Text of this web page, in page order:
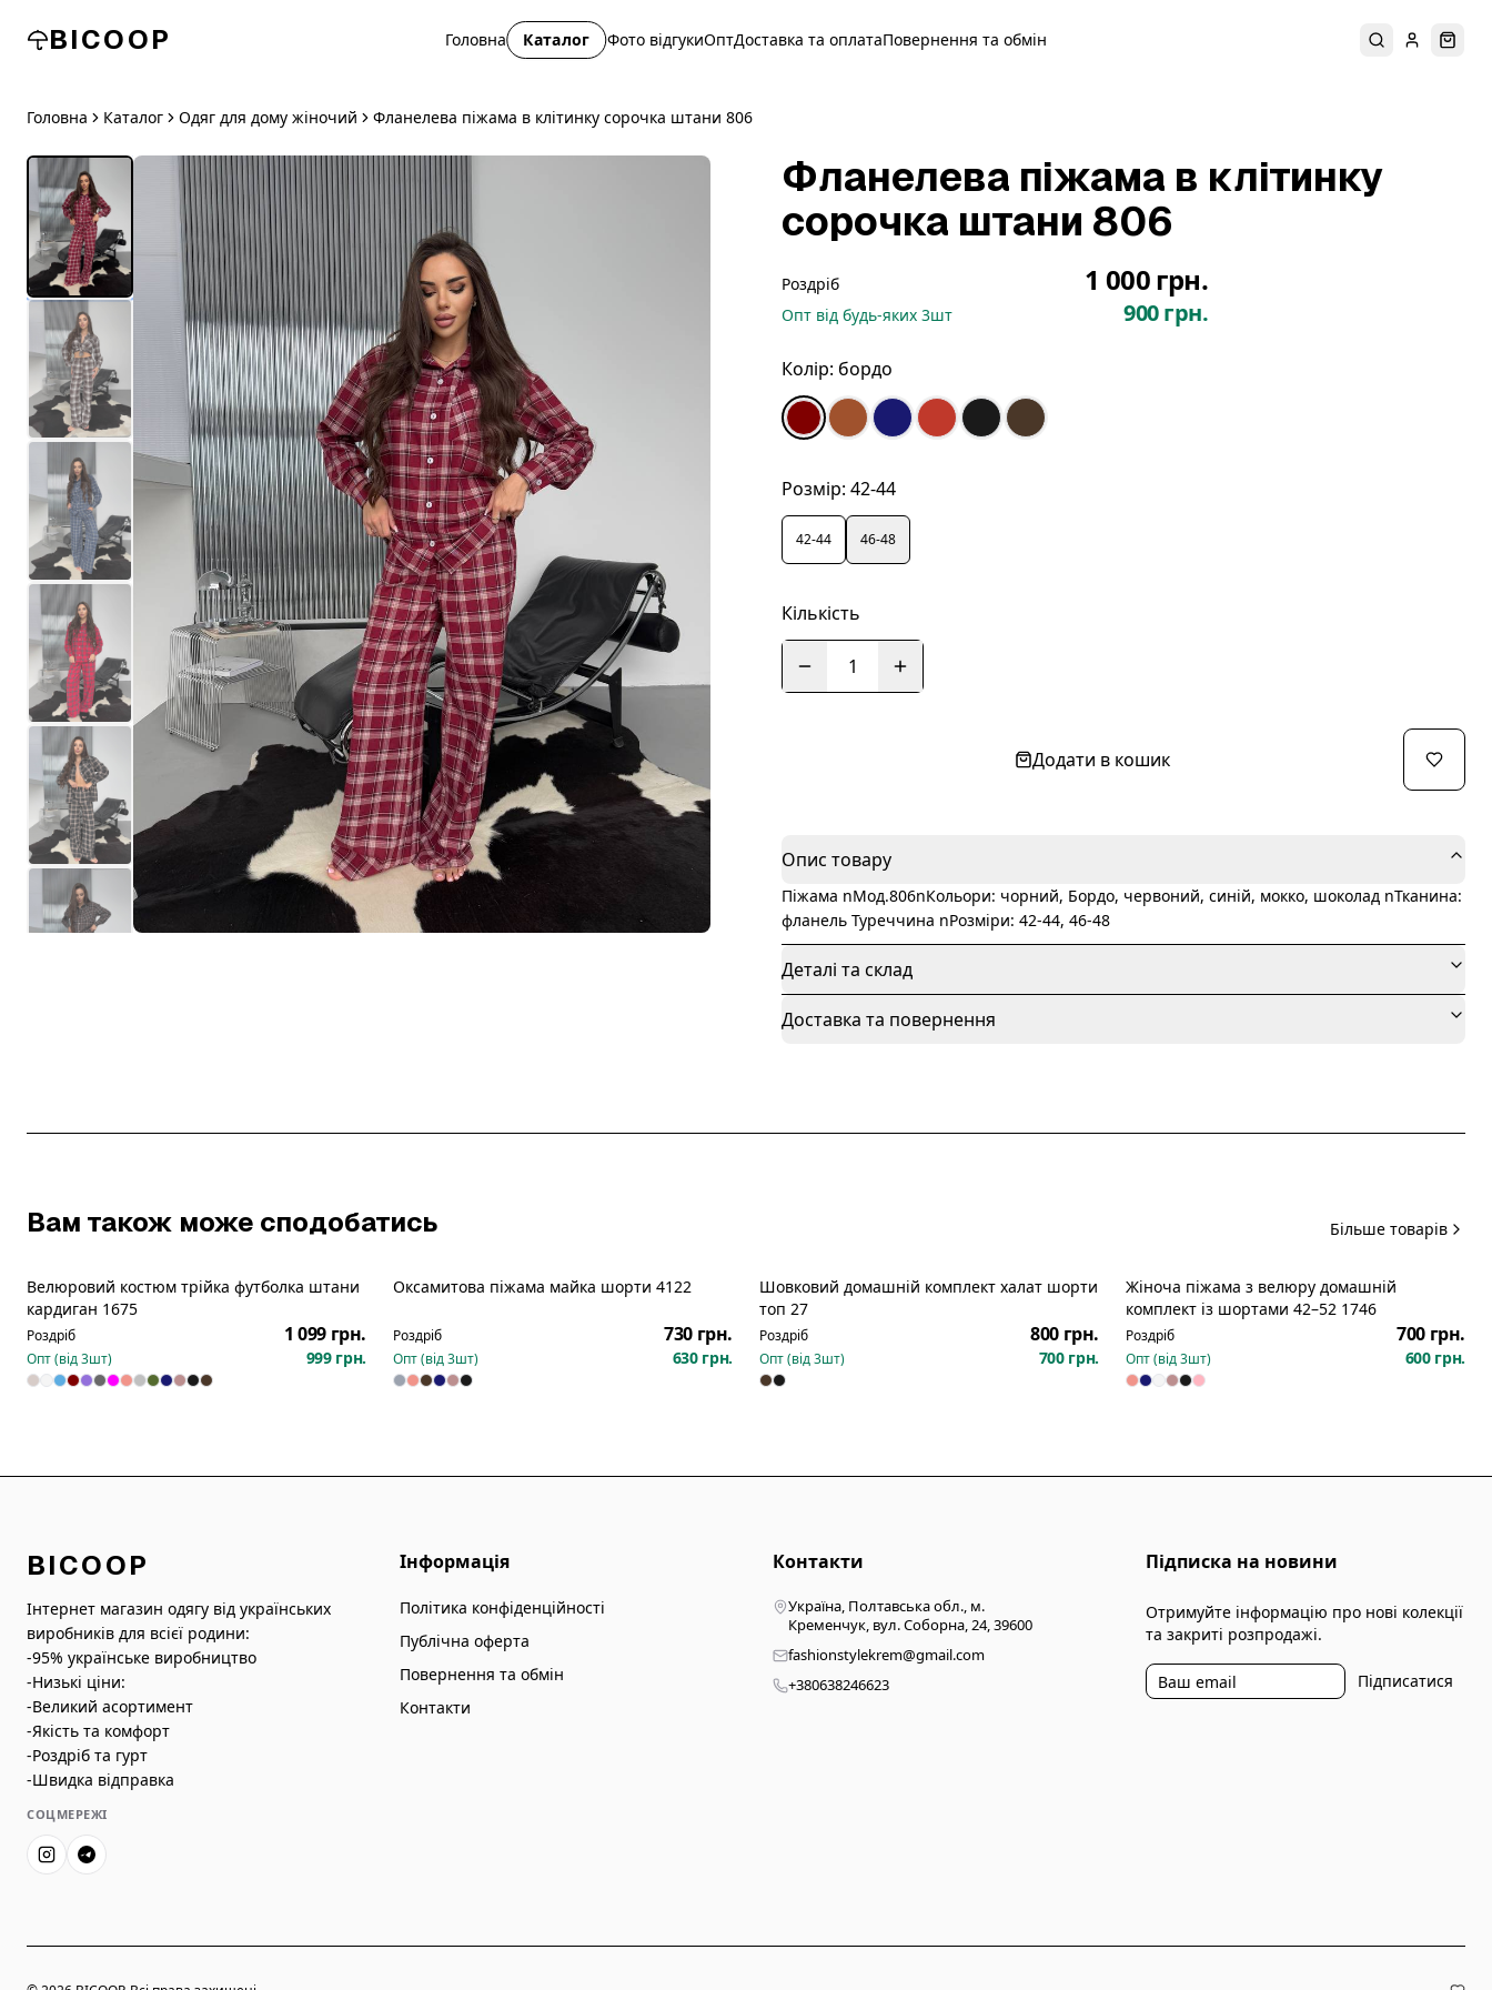
BICOOP Головна Каталог Фото відгукиОптДоставка та оплатаПовернення та обмін ПошукУвійти
Головна Каталог Одяг для дому жіночий Фланелева піжама в клітинку сорочка штани 806
Фланелева піжама в клітинку
сорочка штани 806
Роздріб 1 000 грн.
Опт від будь-яких 3шт 900 грн.
Колір: бордо
Розмір: 42-44
42-44 46-48
Кількість
1
Додати в кошик
Опис товару
Піжама nМод.806nКольори: чорний, Бордо, червоний, синій, мокко, шоколад nТканина:
фланель Туреччина nРозміри: 42-44, 46-48
Деталі та склад
Доставка та повернення
Вам також може сподобатись Більше товарів
Велюровий костюм трійка футболка штани
кардиган 1675
Роздріб 1 099 грн.
Опт (від3шт) 999 грн.
Оксамитова піжама майка шорти 4122
Роздріб 730 грн.
Опт (від3шт) 630 грн.
Новинка
Шовковий домашній комплект халат шорти
топ 27
Роздріб 800 грн.
Опт (від3шт) 700 грн.
Жіноча піжама з велюру домашній
комплект із шортами 42–52 1746
Роздріб 700 грн.
Опт (від3шт) 600 грн.
BICOOP
Інтернет магазин одягу від українських
виробників для всієї родини:
-95% українське виробництво
-Низькі ціни:
-Великий асортимент
-Якість та комфорт
-Роздріб та гурт
-Швидка відправка
СОЦМЕРЕЖІ
Інформація
Політика конфіденційності
Публічна оферта
Повернення та обмін
Контакти
Контакти
Україна, Полтавська обл., м.
Кременчук, вул. Соборна, 24, 39600
fashionstylekrem@gmail.com
+380638246623
Підписка на новини
Отримуйте інформацію про нові колекції
та закриті розпродажі.
Підписатися